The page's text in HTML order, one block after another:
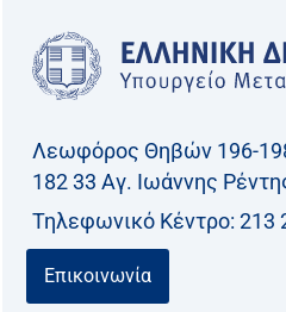
Λεωφόρος Θηβών 196-
182 33 Aγ. Ιωάννης
Τηλεφωνικό Kέντρο: 213
Επικοινωνία